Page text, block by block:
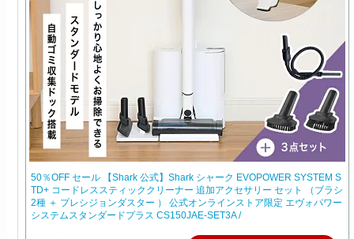
50％OFF セール 【Shark 公式】Shark シャーク EVOPOWER SYSTEM S
TD+ コードレススティッククリーナー 追加アクセサリー セット （ブラシ
2種 ＋ プレシジョンダスター ） 公式オンラインストア限定 エヴォパワー
システムスタンダードプラス CS150JAE-SET3A /